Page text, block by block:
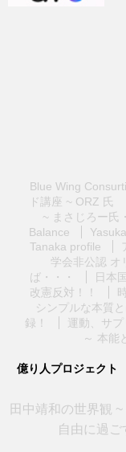
Blue Wing
ド講座 ~ ORZ 氏
~ まさじろー氏
Balance
Tanaka profile
学会非公認 オ
ば・・・
日本
改憲反対！！
シンプルな本質と
録！
運動、サ
～ 本能
億り人プロジェク
田中靖和の世界観
自由に過